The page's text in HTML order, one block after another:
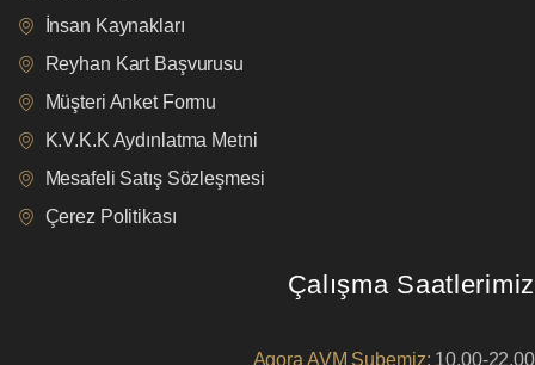
İnsan Kaynakları
Reyhan Kart Başvurusu
Müşteri Anket Formu
K.V.K.K Aydınlatma Metni
Mesafeli Satış Sözleşmesi
Çerez Politikası
Çalışma Saatlerimiz
Agora AVM Şubemiz: 10.00-22.00